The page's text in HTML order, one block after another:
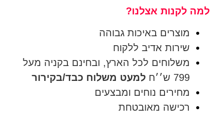
למה לקנות אצלנו?
מוצרים באיכות גבוהה
שירות אדיב ללקוח
משלוחים לכל הארץ, ובחינם בקניה מעל
799 ש׳׳ח
למעט משלוח כבד/בקירור
מחירים נוחים ומבצעים
רכישה מאובטחת